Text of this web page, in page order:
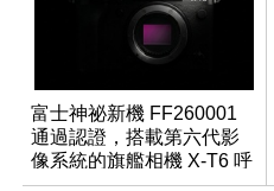
富士神祕新機 FF260001
通過認證，搭載第六代影
像系統的旗艦相機 X-T6 呼
之欲出？